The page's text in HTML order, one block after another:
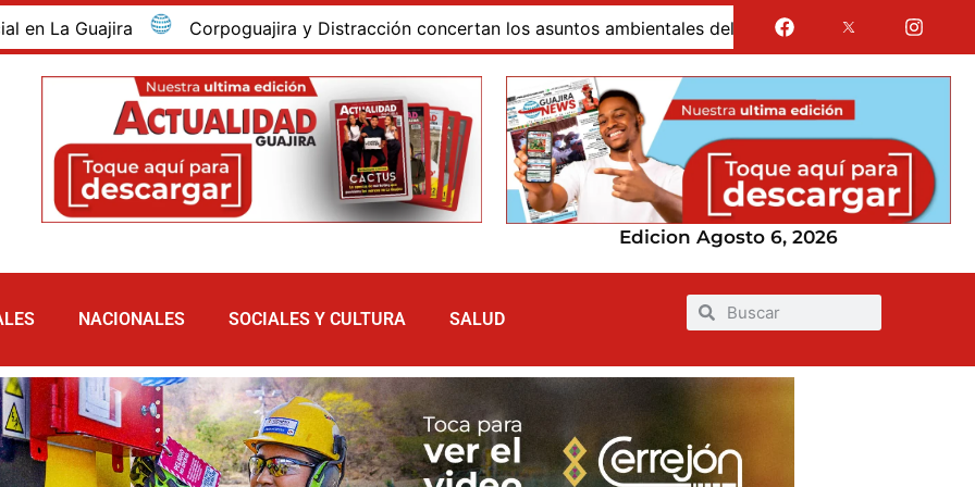
Corpoguajira y Distracción concertan los asuntos ambientales del nuevo EOT Alcaldía de
Edicion Agosto 6, 2026
NACIONALES SOCIALES Y CULTURA SALUD